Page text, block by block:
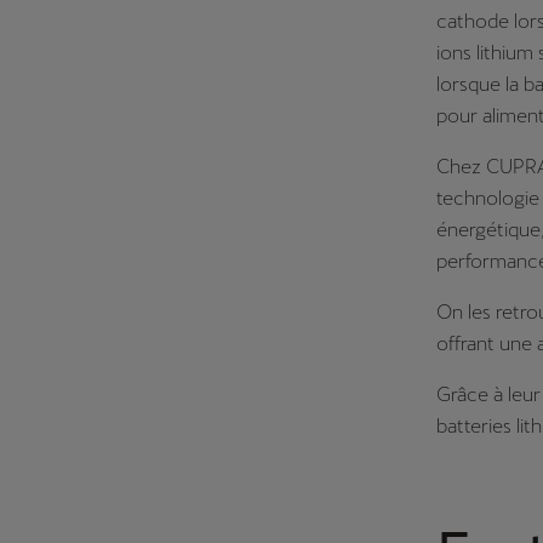
cathode
ions lithium
lorsque la
pour
Chez
technologie
On les
offrant une
Grâce à
batteries